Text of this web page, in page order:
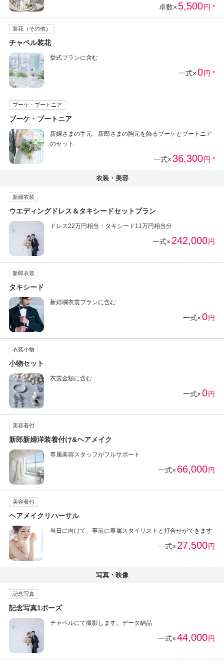
卓数× 5,500円 *
装花（その他）
チャペル装花
挙式プランに含む
一式×0円 *
ブーケ・ブートニア
ブーケ・ブートニア
新婦さまの手元、新郎さまの胸元を飾るブーケとブートニア
のセット
一式×36,300円 *
衣装・美容
新婦衣装
ウエディングドレス＆タキシードセットプラン
ドレス22万円相当・タキシード11万円相当分
一式× 242,000円
新郎衣装
タキシード
新婦欄衣裳プランに含む
一式×0円
衣装小物
小物セット
衣裳金額に含む
一式×0円
美容着付
新郎新婦洋装着付け&ヘアメイク
専属美容スタッフがフルサポート
一式× 66,000円
美容着付
ヘアメイクリハーサル
当日に向けて、事前に専属スタイリストと打合せができます
一式× 27,500円
写真・映像
記念写真
記念写真1ポーズ
チャペルにて撮影します。データ納品
一式×44,000円